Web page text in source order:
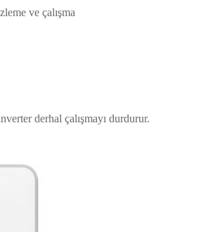
ve çalışma
derhal çalışmayı durdurur.